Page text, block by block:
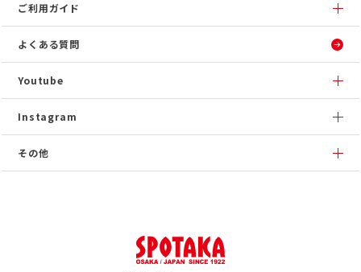
ご利用ガイド
よくある質問
Youtube
Instagram
その他